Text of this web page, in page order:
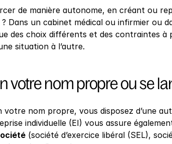
de manière autonome, en créant ou
? Dans un cabinet médical ou infirmier ou
des choix différents et des contraintes
situation à l’autre.
votre nom propre ou se
votre nom propre, vous disposez d’une
individuelle (EI) vous assure
(société d’exercice libéral (SEL),